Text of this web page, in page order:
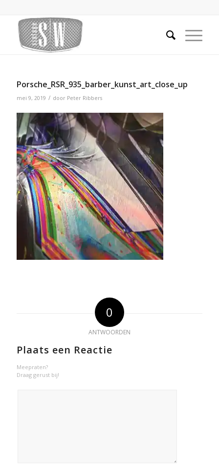
Porsche_RSR_935_barber_kunst_art_close_up
mei 9, 2019 / door Peter Ribbers
0
ANTWOORDEN
Plaats een Reactie
Meepraten?
Draag gerust bij!